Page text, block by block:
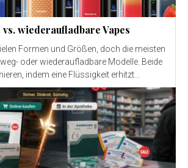
wiederaufladbare Vapes
Formen und Größen, doch die meisten
oder wiederaufladbare Modelle. Beide
indem eine Flüssigkeit erhitzt...